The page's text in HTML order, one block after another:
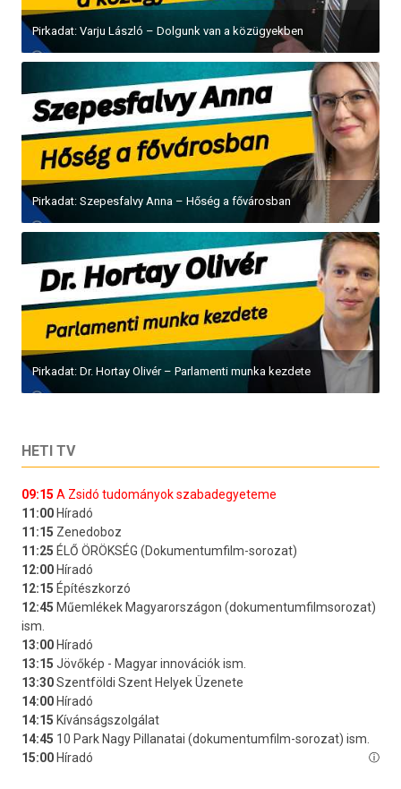
Pirkadat: Varju László – Dolgunk van a közügyekben
Pirkadat: Szepesfalvy Anna – Hőség a fővárosban
Pirkadat: Dr. Hortay Olivér – Parlamenti munka kezdete
HETI TV